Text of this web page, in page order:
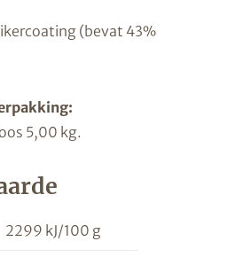
(bevat 43%
5,00 kg.
2299 kJ/100 g